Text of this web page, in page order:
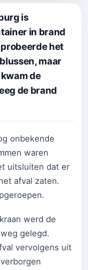
is
in brand
het
maar
de
de brand
onbekende
waren
uitsluiten dat er
afval zaten.
werd de
gelegd.
vervolgens uit